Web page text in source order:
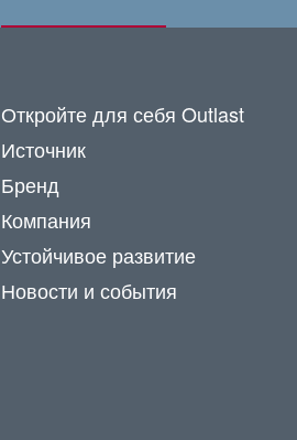
Откройте для себя Outlast
Источник
Бренд
Компания
Устойчивое развитие
Новости и события